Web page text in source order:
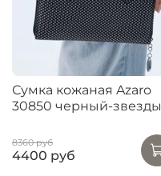
Сумка кожаная Azaro
30850 черный-звезды
8360 руб
4400 руб